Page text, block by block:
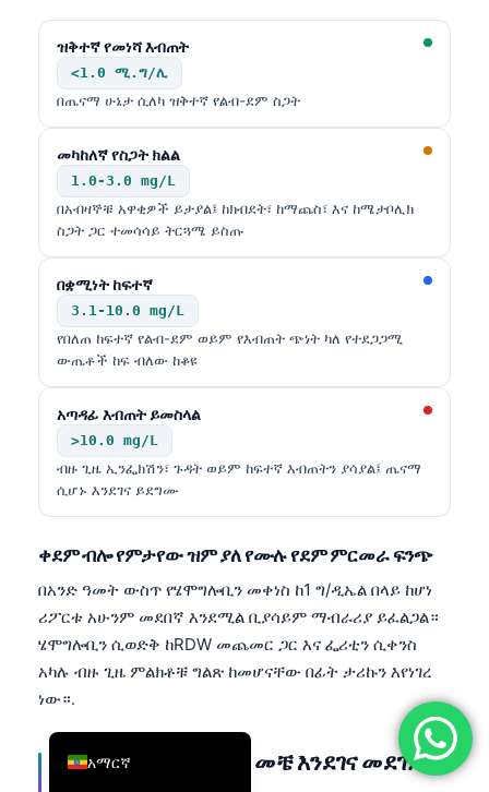
ዝቅተኛ የመነሻ እብጠት
<1.0 ሚ.ግ/ሊ
በጤናማ ሁኔታ ሲለካ ዝቅተኛ የልብ-ደም ስጋት
መካከለኛ የስጋት ክልል
1.0-3.0 mg/L
በአብዛኞቹ አዋቂዎች ይታያል፤ ከክብደት፣ ከማጨስ፣ እና ከሜታቦሊክ
ስጋት ጋር ተመሳሳይ ትርጓሜ ይስጡ
በቋሚነት ከፍተኛ
3.1-10.0 mg/L
የበለጠ ከፍተኛ የልብ-ደም ወይም የእብጠት ጭነት ካለ የተደጋጋሚ
ውጤቶች ከፍ ብለው ከቆዩ
አጣዳፊ እብጠት ይመስላል
>10.0 mg/L
ብዙ ጊዜ ኢንፌክሽን፣ ጉዳት ወይም ከፍተኛ እብጠትን ያሳያል፤ ጤናማ
ሲሆኑ እንደገና ይደግሙ
ቀደም ብሎ የምታየው ዝም ያለ የሙሉ የደም ምርመራ ፍንጭ
በአንድ ዓመት ውስጥ የሄሞግሎቢን መቀነስ ከ1 ግ/ዲኤል በላይ ከሆነ
ሪፖርቱ አሁንም መደበኛ እንደሚል ቢያሳይም ማብራሪያ ይፈልጋል።
ሄሞግሎቢን ሲወድቅ ከRDW መጨመር ጋር እና ፌሪቲን ሲቀንስ
አካሉ ብዙ ጊዜ ምልክቶቹ ግልጽ ከመሆናቸው በፊት ታሪኩን እየነገረ
ነው።.
መከላከያ የደም ምርመራ መቼ እንደገና መደገም
አማርኛ
العربية
Français
עִבְרִית
Italiano
Português
Ελληνικά
Română
简体中文
فارسی
Български
Nederlands
हिन्दी
Հայերեն
Íslenska